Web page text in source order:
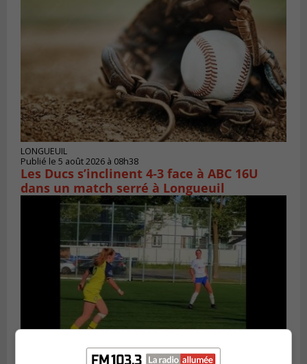
LONGUEUIL
Publié le 5 août 2026 à 08h38
Les Ducs s’inclinent 4‑3 face à ABC 16U
dans un match serré à Longueuil